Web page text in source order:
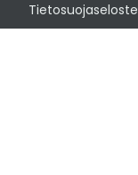
Tietosuojaseloste